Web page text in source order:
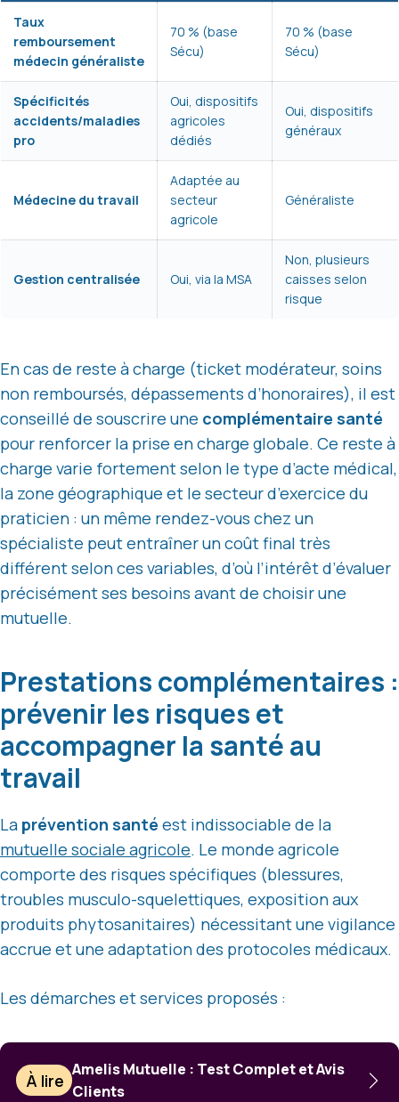
Taux
remboursement
médecin généraliste
70 % (base
Sécu)
70 % (base
Sécu)
Spécificités
accidents/maladies
pro
Oui, dispositifs
agricoles
dédiés
Oui, dispositifs
généraux
Médecine du travail
Adaptée au
secteur
agricole
Généraliste
Gestion centralisée Oui, via la MSA
Non, plusieurs
caisses selon
risque
En cas de reste à charge (ticket modérateur, soins
non remboursés, dépassements d’honoraires), il est
conseillé de souscrire une complémentaire santé
pour renforcer la prise en charge globale. Ce reste à
charge varie fortement selon le type d’acte médical,
la zone géographique et le secteur d’exercice du
praticien : un même rendez-vous chez un
spécialiste peut entraîner un coût final très
différent selon ces variables, d’où l’intérêt d’évaluer
précisément ses besoins avant de choisir une
mutuelle.
Prestations complémentaires :
prévenir les risques et
accompagner la santé au
travail
La prévention santé est indissociable de la
mutuelle sociale agricole. Le monde agricole
comporte des risques spécifiques (blessures,
troubles musculo-squelettiques, exposition aux
produits phytosanitaires) nécessitant une vigilance
accrue et une adaptation des protocoles médicaux.
Les démarches et services proposés :
À lire
Amelis Mutuelle : Test Complet et Avis
Clients